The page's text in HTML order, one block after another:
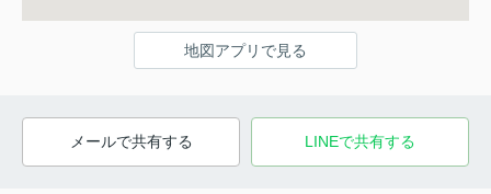
地図アプリで見る
メールで共有する LINEで共有する